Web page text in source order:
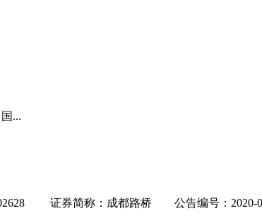
...
证券简称：成都路桥 公告编号： 2020-